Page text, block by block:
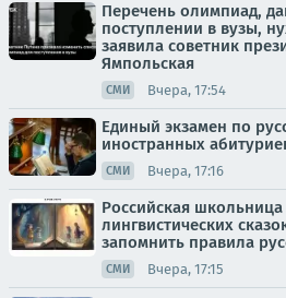
Перечень олимпиад,
поступлении в вузы,
заявила советник
Ямпольская
СМИ Вчера, 17:54
Единый экзамен по
иностранных
СМИ Вчера, 17:16
Российская
лингвистических
запомнить правила
СМИ Вчера, 17:15